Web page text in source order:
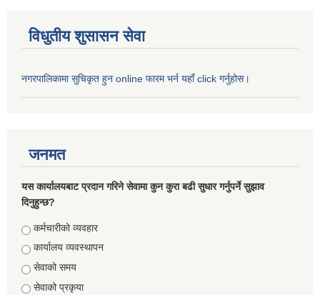
विधुतीय शुसासन सेवा
नगरपालिकामा सुचिकृत हुन online फारम भर्न यहाँ click गर्नुहोस।
जनमत
यस कार्यालयबाट प्रदान गरिने सेवामा कुन कुरा बढी सुधार गर्नुपर्ने सुझाव
दिनुहुन्छ?
Choices
कर्मचारीको व्यवहार
कार्यालय व्यवस्थापन
सेवाको समय
सेवाको प्रकृया